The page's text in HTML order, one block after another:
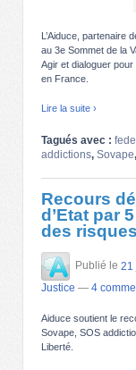
L’Aiduce, partenaire
au 3e Sommet de la
Agir et dialoguer
en France.
Lire la suite ›
Tagués avec :
addictions, Sovape,
Recours
d’Etat par
des risques
Publié le 21
Justice — 4
Aiduce soutient le
Sovape, SOS
Liberté.